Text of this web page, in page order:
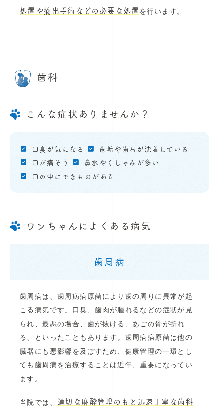
処置や摘出手術などの必要な処置を行います。
歯科
こんな症状ありませんか？
口臭が気になる
歯垢や歯石が沈着している
口が痛そう
鼻水やくしゃみが多い
口の中にできものがある
ワンちゃんによくある病気
歯周病
歯周病は、歯周病病原菌により歯の周りに異常が起
こる病気です。口臭、歯肉が腫れるなどの症状が見
られ、最悪の場合、歯が抜ける、あごの骨が折れ
る、といったこともあります。歯周病病原菌は他の
臓器にも悪影響を及ぼすため、健康管理の一環とし
ても歯周病を治療することは近年、重要になってい
ます。
当院では、 適切な麻酔管理のもと迅速丁寧な歯科